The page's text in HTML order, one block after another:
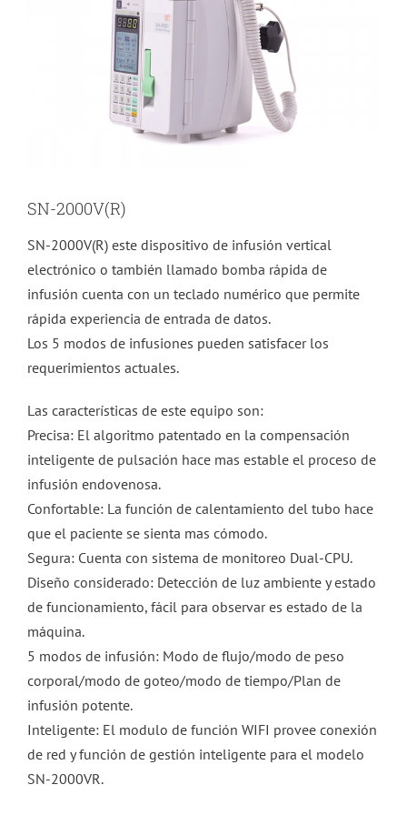
SN-2000V(R)
SN-2000V(R) este dispositivo de infusión vertical
electrónico o también llamado bomba rápida de
infusión cuenta con un teclado numérico que permite
rápida experiencia de entrada de datos.
Los 5 modos de infusiones pueden satisfacer los
requerimientos actuales.
Las características de este equipo son:
Precisa: El algoritmo patentado en la compensación
inteligente de pulsación hace mas estable el proceso de
infusión endovenosa.
Confortable: La función de calentamiento del tubo hace
que el paciente se sienta mas cómodo.
Segura: Cuenta con sistema de monitoreo Dual-CPU.
Diseño considerado: Detección de luz ambiente y estado
de funcionamiento, fácil para observar es estado de la
máquina.
5 modos de infusión: Modo de flujo/modo de peso
corporal/modo de goteo/modo de tiempo/Plan de
infusión potente.
Inteligente: El modulo de función WIFI provee conexión
de red y función de gestión inteligente para el modelo
SN-2000VR.